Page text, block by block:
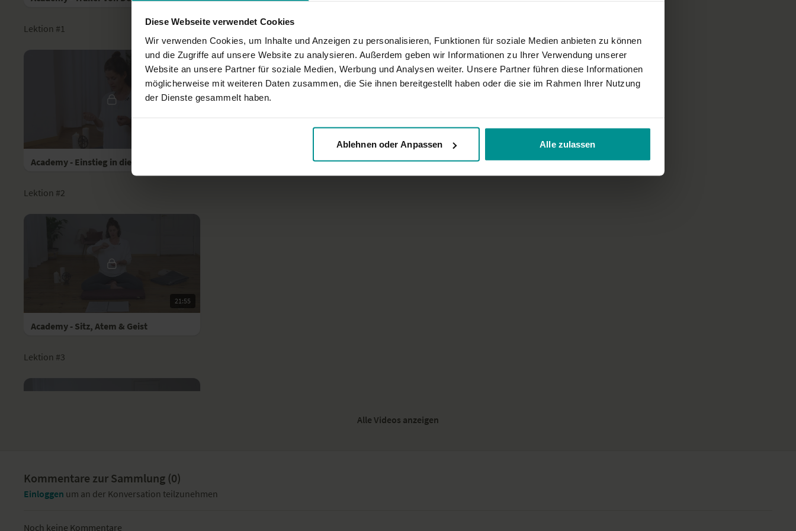
Diese Webseite verwendet Cookies
Wir verwenden Cookies, um Inhalte und Anzeigen zu personalisieren, Funktionen für soziale Medien anbieten zu können
und die Zugriffe auf unsere Website zu analysieren. Außerdem geben wir Informationen zu Ihrer Verwendung unserer
Website an unsere Partner für soziale Medien, Werbung und Analysen weiter. Unsere Partner führen diese Informationen
möglicherweise mit weiteren Daten zusammen, die Sie ihnen bereitgestellt haben oder die sie im Rahmen Ihrer Nutzung
der Dienste gesammelt haben.
Ablehnen oder Anpassen Alle zulassen
Alle Videos anzeigen
Lektion #1
Academy - Einstieg in die Meditation
Lektion #2
21:55
Academy - Sitz, Atem & Geist
Lektion #3
Academy - Stillsitzen, Prinzipien, Grundarten und „So Ham"
Kommentare zur Sammlung (0)
Einloggen um an der Konversation teilzunehmen
Noch keine Kommentare